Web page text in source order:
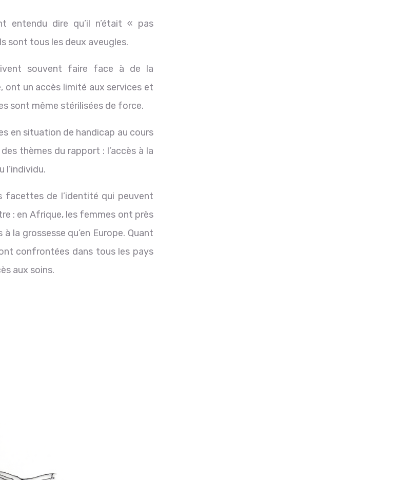
entendu dire qu’il n’était « pas
sont tous les deux aveugles.
souvent faire face à de la
ont un accès limité aux services et
sont même stérilisées de force.
en situation de handicap au cours
thèmes du rapport : l’accès à la
l’individu.
facettes de l’identité qui peuvent
: en Afrique, les femmes ont près
la grossesse qu’en Europe. Quant
confrontées dans tous les pays
aux soins.